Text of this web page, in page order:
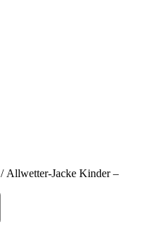
/ Allwetter-Jacke Kinder –